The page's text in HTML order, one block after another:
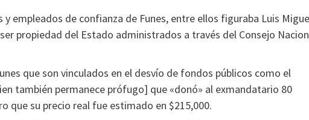
empleados de confianza de Funes, entre ellos figuraba Luis
propiedad del Estado administrados a través del Consejo
que son vinculados en el desvío de fondos públicos como el
también permanece prófugo] que «donó» al exmandatario 80
que su precio real fue estimado en $215,000.